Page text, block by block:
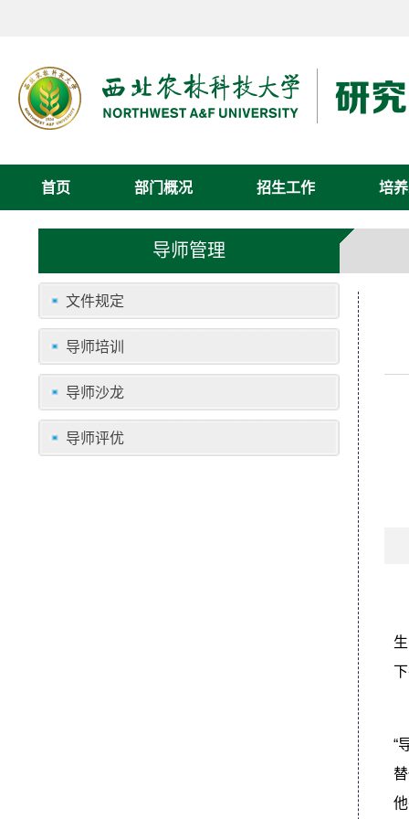
首页 部门概况 招生工作 培
导师管理
文件规定
导师培训
导师沙龙
导师评优
“